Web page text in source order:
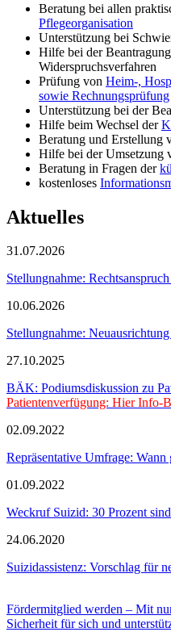
Beratung bei allen
Pflegeorganisation
Unterstützung bei
Hilfe bei der
Widerspruchsverfahren
Prüfung von Heim-,
sowie Rechnungsprüfung
Unterstützung bei der
Hilfe beim Wechsel der
Beratung und Erstellung
Hilfe bei der Umsetzung
Beratung in Fragen der
kostenloses
Aktuelles
31.07.2026
Stellungnahme:
10.06.2026
Stellungnahme:
27.10.2025
BÄK: Podiumsdiskussion zu
Patientenverfügung: Hier Info-
02.09.2022
Repräsentative Umfrage:
01.09.2022
Weckruf Suizid: 30 Prozent
24.06.2020
Suizidassistenz: Vorschlag für
Fördermitglied werden – Mit
Sicherheit für sich und